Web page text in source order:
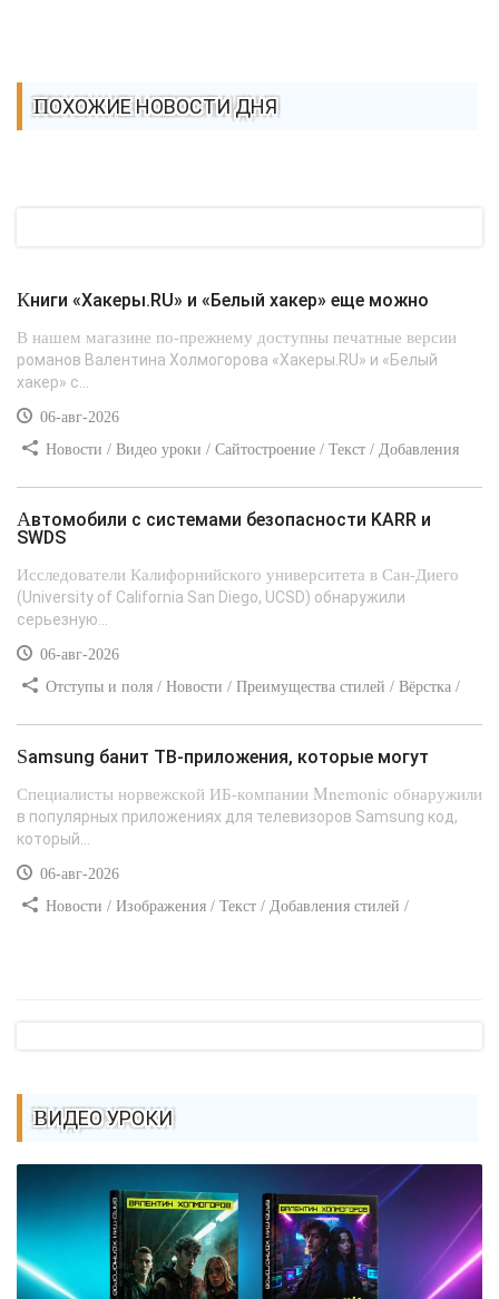
ПОХОЖИЕ НОВОСТИ ДНЯ
Книги «Хакеры.RU» и «Белый хакер» еще можно
В нашем магазине по-прежнему доступны печатные версии
романов Валентина Холмогорова «Хакеры.RU» и «Белый
хакер» с...
06-авг-2026
Новости / Видео уроки / Сайтостроение / Текст / Добавления
Автомобили с системами безопасности KARR и
SWDS
Исследователи Калифорнийского университета в Сан-Диего
(University of California San Diego, UCSD) обнаружили
серьезную...
06-авг-2026
Отступы и поля / Новости / Преимущества стилей / Вёрстка /
Samsung банит ТВ-приложения, которые могут
Специалисты норвежской ИБ-компании Mnemonic обнаружили
в популярных приложениях для телевизоров Samsung код,
который...
06-авг-2026
Новости / Изображения / Текст / Добавления стилей /
ВИДЕО УРОКИ